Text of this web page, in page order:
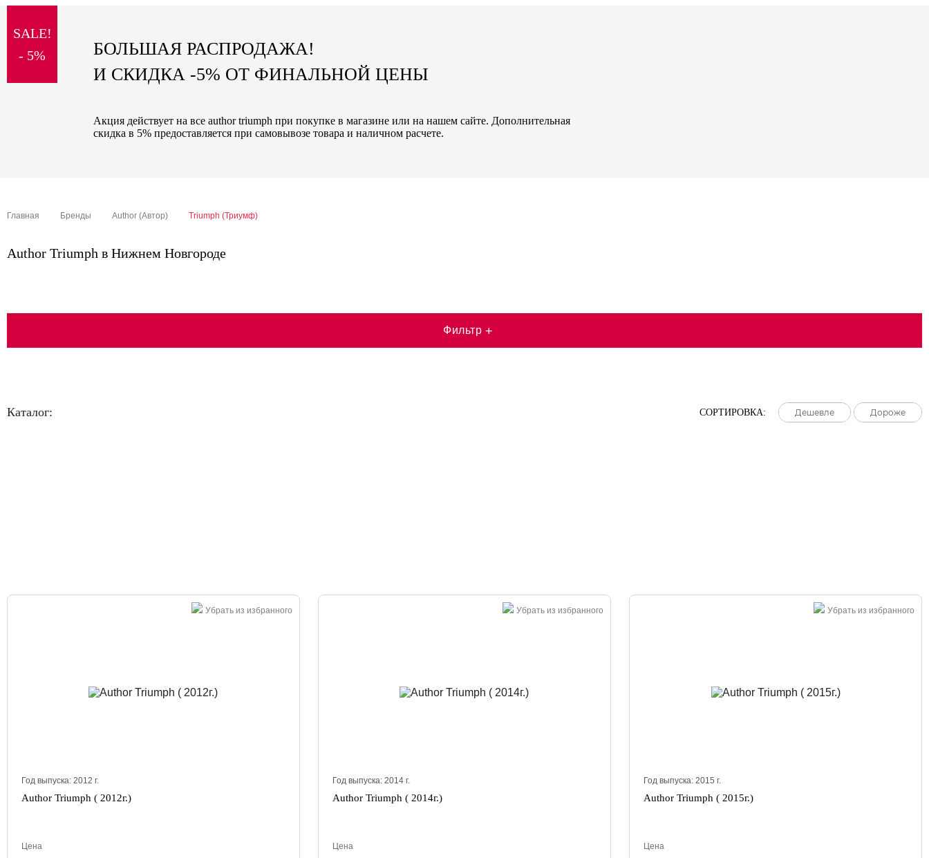
sale
special price
SALE!
- 5%
БОЛЬШАЯ РАСПРОДАЖА!
И СКИДКА -5% ОТ ФИНАЛЬНОЙ ЦЕНЫ
Акция действует на все author triumph при покупке в магазине или на нашем сайте. Дополнительная
скидка в 5% предоставляется при самовывозе товара и наличном расчете.
Главная Бренды Author (Автор) Triumph (Триумф)
Author Triumph в Нижнем Новгороде
Фильтр +
Каталог: СОРТИРОВКА: Дешевле
Дешевле
Дешевле Дороже
Дороже
Дороже
Убрать из избранного
Год выпуска: 2012 г.
Author Triumph ( 2012г.)
Цена
Убрать из избранного
Год выпуска:2014г.
Author Triumph ( 2014г.)
Цена
Убрать из избранного
Год выпуска:2015г.
Author Triumph ( 2015г.)
Цена